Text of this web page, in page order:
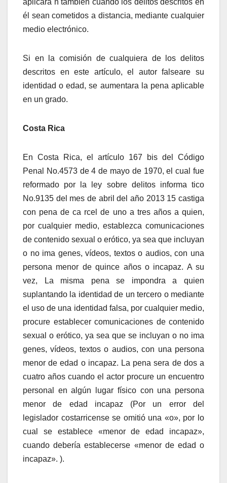
aplicara n también cuando los delitos descritos en
él sean cometidos a distancia, mediante cualquier
medio electrónico.
Si en la comisión de cualquiera de los delitos
descritos en este artículo, el autor falseare su
identidad o edad, se aumentara la pena aplicable
en un grado.
Costa Rica
En Costa Rica, el artículo 167 bis del Código
Penal No.4573 de 4 de mayo de 1970, el cual fue
reformado por la ley sobre delitos informa tico
No.9135 del mes de abril del año 2013 15 castiga
con pena de ca rcel de uno a tres años a quien,
por cualquier medio, establezca comunicaciones
de contenido sexual o erótico, ya sea que incluyan
o no ima genes, vídeos, textos o audios, con una
persona menor de quince años o incapaz. A su
vez, La misma pena se impondra a quien
suplantando la identidad de un tercero o mediante
el uso de una identidad falsa, por cualquier medio,
procure establecer comunicaciones de contenido
sexual o erótico, ya sea que se incluyan o no ima
genes, vídeos, textos o audios, con una persona
menor de edad o incapaz. La pena sera de dos a
cuatro años cuando el actor procure un encuentro
personal en algún lugar físico con una persona
menor de edad incapaz (Por un error del
legislador costarricense se omitió una «o», por lo
cual se establece «menor de edad incapaz»,
cuando debería establecerse «menor de edad o
incapaz». ).